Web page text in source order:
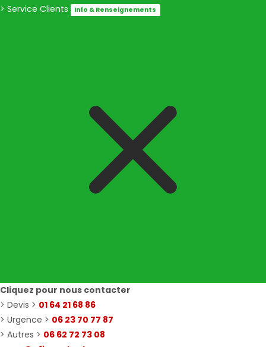
> Service Clients Info & Renseignements
Cliquez pour nous contacter
> Devis > 01 64 21 68 86
> Urgence > 06 23 70 77 87
> Autres > 06 62 72 73 08